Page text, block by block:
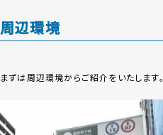
周辺環境
まずは周辺環境からご紹介をいたします。